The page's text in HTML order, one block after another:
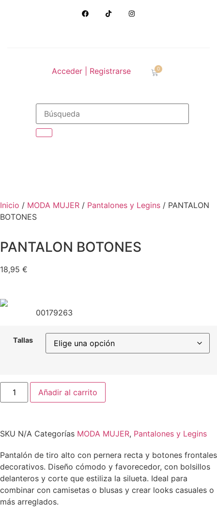
Acceder | Registrarse 0
Inicio / MODA MUJER / Pantalones y Legins / PANTALON
BOTONES
PANTALON BOTONES
18,95 €
00179263
Tallas
Añadir al carrito
SKU N/A Categorías MODA MUJER, Pantalones y Legins
Pantalón de tiro alto con pernera recta y botones frontales
decorativos. Diseño cómodo y favorecedor, con bolsillos
delanteros y corte que estiliza la silueta. Ideal para
combinar con camisetas o blusas y crear looks casuales o
más arreglados.